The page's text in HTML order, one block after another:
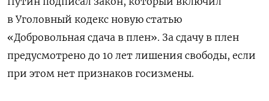
в Уголовный кодекс новую статью
«Добровольная сдача в плен». За сдачу в плен
предусмотрено до 10 лет лишения свободы, если
при этом нет признаков госизмены.